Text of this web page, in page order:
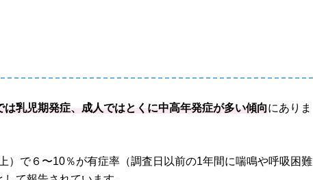
は乳児期発症、成人ではとくに中高年発症が多い傾向にありま
）で６〜10％が有症率（調査日以前の1年間に喘鳴や呼吸困難